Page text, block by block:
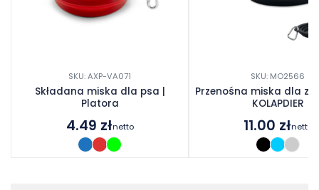
SKU: AXP-VA071
Składana miska dla psa |
Platora
4.49 złnetto
SKU: MO2566
Przenośna miska dla
KOLAPDIER
11.00 złnetto